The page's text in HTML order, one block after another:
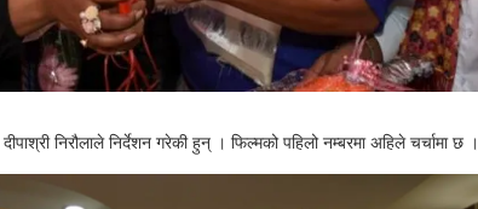
निरौलाले निर्देशन गरेकी हुन् । फिल्मको पहिलो नम्बरमा अहिले चर्चामा छ ।